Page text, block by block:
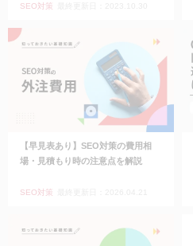
SEO対策
【早見表あり】SEO対策の費用相
場・見積もり時の注意点を解説
SEO対策